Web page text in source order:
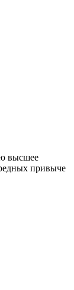
высшее
привыче